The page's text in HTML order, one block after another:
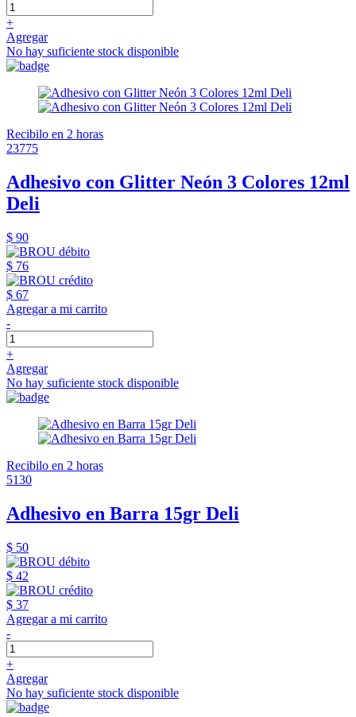
+
Agregar
No hay suficiente stock disponible
Recibilo en 2 horas
23775
Adhesivo con Glitter Neón 3 Colores 12ml
Deli
$ 90
$ 76
$ 67
Agregar a mi carrito
-
+
Agregar
No hay suficiente stock disponible
Recibilo en 2 horas
5130
Adhesivo en Barra 15gr Deli
$ 50
$ 42
$ 37
Agregar a mi carrito
-
+
Agregar
No hay suficiente stock disponible